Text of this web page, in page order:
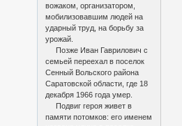
вожаком, организатором,
мобилизовавшим людей на
ударный труд, на борьбу за
урожай.
Позже Иван Гаврилович с
семьей переехал в поселок
Сенный Вольского района
Саратовской области, где 18
декабря 1966 года умер.
Подвиг героя живет в
памяти потомков: его именем